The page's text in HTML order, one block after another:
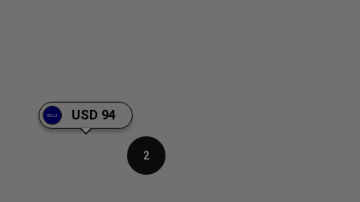
2
USD 94